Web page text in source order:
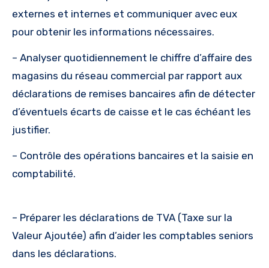
externes et internes et communiquer avec eux
pour obtenir les informations nécessaires.
– Analyser quotidiennement le chiffre d’affaire des
magasins du réseau commercial par rapport aux
déclarations de remises bancaires afin de détecter
d’éventuels écarts de caisse et le cas échéant les
justifier.
– Contrôle des opérations bancaires et la saisie en
comptabilité.
– Préparer les déclarations de TVA (Taxe sur la
Valeur Ajoutée) afin d’aider les comptables seniors
dans les déclarations.